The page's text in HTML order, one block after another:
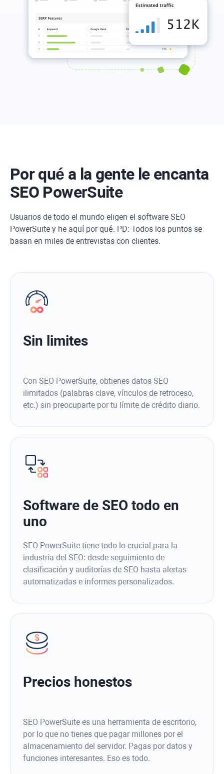
Por qué a la gente le encanta
SEO PowerSuite
Usuarios de todo el mundo eligen el software SEO
PowerSuite y he aquí por qué. PD: Todos los puntos se
basan en miles de entrevistas con clientes.
Sin limites
Con SEO PowerSuite, obtienes datos SEO
ilimitados (palabras clave, vínculos de retroceso,
etc.) sin preocuparte por tu límite de crédito diario.
Software de SEO todo en
uno
SEO PowerSuite tiene todo lo crucial para la
industria del SEO: desde seguimiento de
clasificación y auditorías de SEO hasta alertas
automatizadas e informes personalizados.
Precios honestos
SEO PowerSuite es una herramienta de escritorio,
por lo que no tienes que pagar millones por el
almacenamiento del servidor. Pagas por datos y
funciones interesantes. Eso es todo.